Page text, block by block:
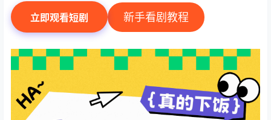
立即观看短剧 新手看剧教程